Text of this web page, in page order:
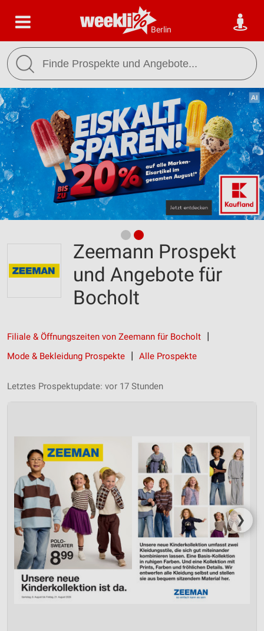
Berlin
Zeemann Prospekt
und Angebote für
Bocholt
Filiale & Öffnungszeiten von Zeemann für Bocholt
Mode & Bekleidung Prospekte
Alle Prospekte
Letztes Prospektupdate: vor 17 Stunden
❯